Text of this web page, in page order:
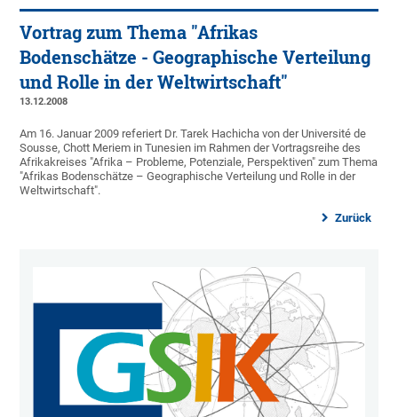
Vortrag zum Thema "Afrikas
Bodenschätze - Geographische Verteilung
und Rolle in der Weltwirtschaft"
13.12.2008
Am 16. Januar 2009 referiert Dr. Tarek Hachicha von der Université de
Sousse, Chott Meriem in Tunesien im Rahmen der Vortragsreihe des
Afrikakreises "Afrika – Probleme, Potenziale, Perspektiven" zum Thema
"Afrikas Bodenschätze – Geographische Verteilung und Rolle in der
Weltwirtschaft".
Zurück